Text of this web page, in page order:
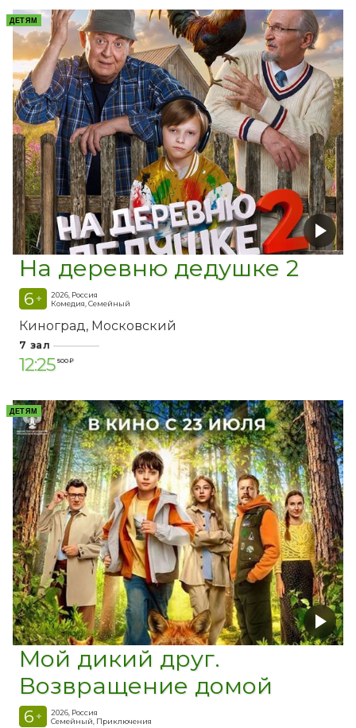
ДЕТЯМ
На деревню дедушке 2
6 +
2026, Россия
Комедия, Семейный
Киноград Московский
7 зал
12:25 500 ₽
ДЕТЯМ
Мой дикий друг.
Возвращение домой
6 +
2026, Россия
Семейный, Приключения